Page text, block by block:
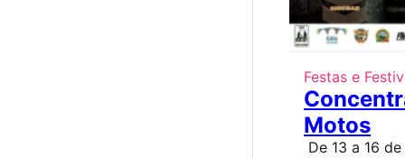
Festas e
Motos
De 13 a 16